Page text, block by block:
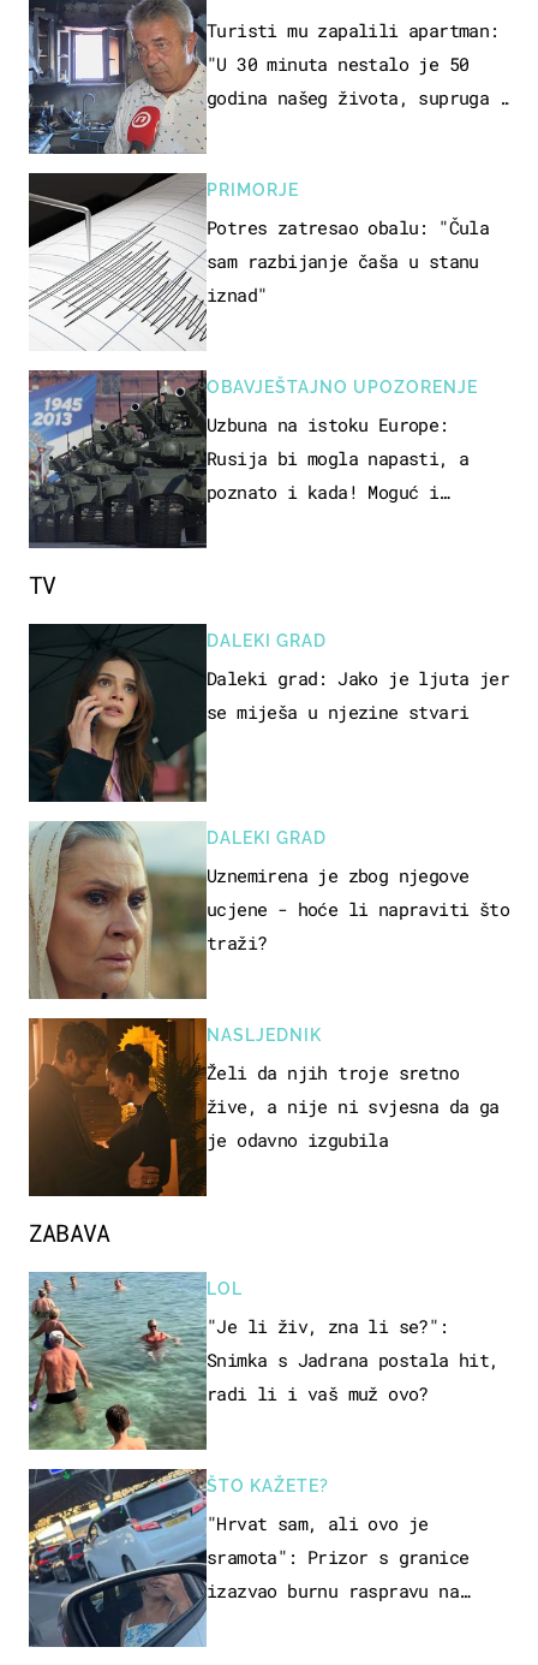
Turisti mu zapalili apartman:
"U 30 minuta nestalo je 50
godina našeg života, supruga i
PRIMORJE
Potres zatresao obalu: "Čula
sam razbijanje čaša u stanu
iznad"
OBAVJEŠTAJNO UPOZORENJE
Uzbuna na istoku Europe:
Rusija bi mogla napasti, a
poznato i kada! Moguć i
ZABAVA
LOL
"Je li živ, zna li se?":
Snimka s Jadrana postala hit,
radi li i vaš muž ovo?
ŠTO KAŽETE?
"Hrvat sam, ali ovo je
sramota": Prizor s granice
izazvao burnu raspravu na
TV
DALEKI GRAD
Daleki grad: Jako je ljuta jer
se miješa u njezine stvari
DALEKI GRAD
Uznemirena je zbog njegove
ucjene - hoće li napraviti što
traži?
NASLJEDNIK
Želi da njih troje sretno
žive, a nije ni svjesna da ga
je odavno izgubila